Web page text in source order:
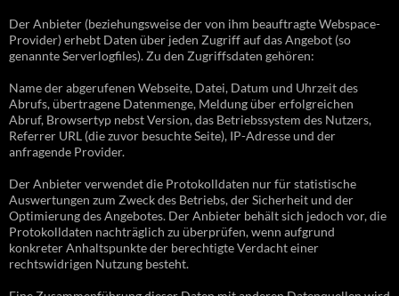
Der Anbieter (beziehungsweise der von ihm beauftragte Webspace-
Provider) erhebt Daten über jeden Zugriff auf das Angebot (so
genannte Serverlogfiles). Zu den Zugriffsdaten gehören:
Name der abgerufenen Webseite, Datei, Datum und Uhrzeit des
Abrufs, übertragene Datenmenge, Meldung über erfolgreichen
Abruf, Browsertyp nebst Version, das Betriebssystem des Nutzers,
Referrer URL (die zuvor besuchte Seite), IP-Adresse und der
anfragende Provider.
Der Anbieter verwendet die Protokolldaten nur für statistische
Auswertungen zum Zweck des Betriebs, der Sicherheit und der
Optimierung des Angebotes. Der Anbieter behält sich jedoch vor, die
Protokolldaten nachträglich zu überprüfen, wenn aufgrund
konkreter Anhaltspunkte der berechtigte Verdacht einer
rechtswidrigen Nutzung besteht.